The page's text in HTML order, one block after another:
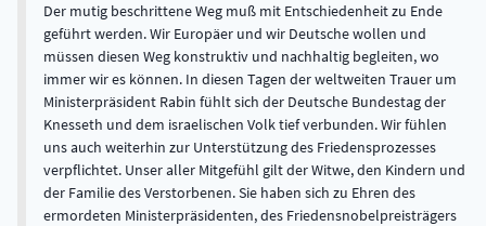
Der mutig beschrittene Weg muß mit Entschiedenheit zu Ende
geführt werden. Wir Europäer und wir Deutsche wollen und
müssen diesen Weg konstruktiv und nachhaltig begleiten, wo
immer wir es können. In diesen Tagen der weltweiten Trauer um
Ministerpräsident Rabin fühlt sich der Deutsche Bundestag der
Knesseth und dem israelischen Volk tief verbunden. Wir fühlen
uns auch weiterhin zur Unterstützung des Friedensprozesses
verpflichtet. Unser aller Mitgefühl gilt der Witwe, den Kindern und
der Familie des Verstorbenen. Sie haben sich zu Ehren des
ermordeten Ministerpräsidenten, des Friedensnobelpreisträgers